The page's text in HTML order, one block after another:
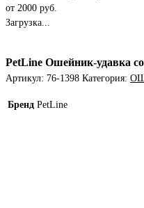
от 2000 руб.
Загрузка...
PetLine Ошейник-удавка
Артикул: 76-1398 Категория:
Бренд PetLine